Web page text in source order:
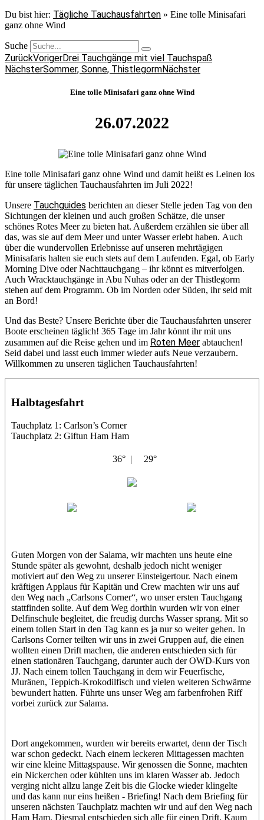
Du bist hier: Tägliche Tauchausfahrten » Eine tolle Minisafari
ganz ohne Wind
Suche
ZurückVorigerDrei Tauchgänge mit viel Tauchspaß
NächsterSommer, Sonne, ThistlegormNächster
Eine tolle Minisafari ganz ohne Wind
26.07.2022
Eine tolle Minisafari ganz ohne Wind und damit heißt es Leinen los
für unsere täglichen Tauchausfahrten im Juli 2022!
Unsere Tauchguides berichten an dieser Stelle jeden Tag von den
Sichtungen der kleinen und auch großen Schätze, die unser
schönes Rotes Meer zu bieten hat. Außerdem erzählen sie über all
das, was sie auf dem Meer und unter Wasser erlebt haben. Auch
über die wundervollen Erlebnisse auf unseren mehrtägigen
Minisafaris halten sie euch stets auf dem Laufenden. Egal, ob Early
Morning Dive oder Nachttauchgang – ihr könnt es mitverfolgen.
Auch Wracktauchgänge in Abu Nuhas oder an der Thistlegorm
stehen auf dem Programm. Ob im Norden oder Süden, ihr seid mit
an Bord!
Und das Beste? Unsere Berichte über die Tauchausfahrten unserer
Boote erscheinen täglich! 365 Tage im Jahr könnt ihr mit uns
zusammen auf die Reise gehen und im Roten Meer abtauchen!
Seid dabei und lasst euch immer wieder aufs Neue verzaubern.
Willkommen zu unseren täglichen Tauchausfahrten!
Halbtagesfahrt
Tauchplatz 1: Carlson’s Corner
Tauchplatz 2: Giftun Ham Ham
36° | 29°
Guten Morgen von der Salama, wir machten uns heute eine
Stunde später als gewohnt, deshalb jedoch nicht weniger
motiviert auf den Weg zu unserer Einsteigertour. Nach einem
kräftigen Applaus für Kapitän und Crew machten wir uns auf
den Weg nach „Carlsons Corner“, wo unser ersten Tauchgang
stattfinden sollte. Auf dem Weg dorthin wurden wir von einer
Delfinschule begleitet, die freudig durchs Wasser sprang. Mit so
einem tollen Start in den Tag kann es ja nur so weiter gehen. In
Carlsons Corner teilten wir uns in zwei Gruppen auf, die einen
wollten einen Drift machen, die anderen entschieden sich für
einen stationären Tauchgang, darunter auch der OWD-Kurs von
JJ. Nach einem tollen Tauchgang in dem wir Feuerfische,
Muränen, Teppich-Krokodilfisch und vielen weiteren Schwärme
bewundert hatten. Führte uns unser Weg am farbenfrohen Riff
vorbei zurück zur Salama.
Dort angekommen, wurden wir bereits erwartet, denn der Tisch
war schon gedeckt. Nach einem leckeren Mittagessen machten
wir eine kleine Mittagspause. Wir genossen die Sonne, machten
ein Nickerchen oder kühlten uns im klaren Wasser ab. Jedoch
verging nicht allzu lange Zeit bis die Glocke wieder klingelte
und das kann nur eins heißen - Briefing! Nach dem Briefing für
unseren nächsten Tauchplatz machten wir und auf den Weg nach
Ham Ham. Diesmal entschieden sich alle für einen Drift. Kaum